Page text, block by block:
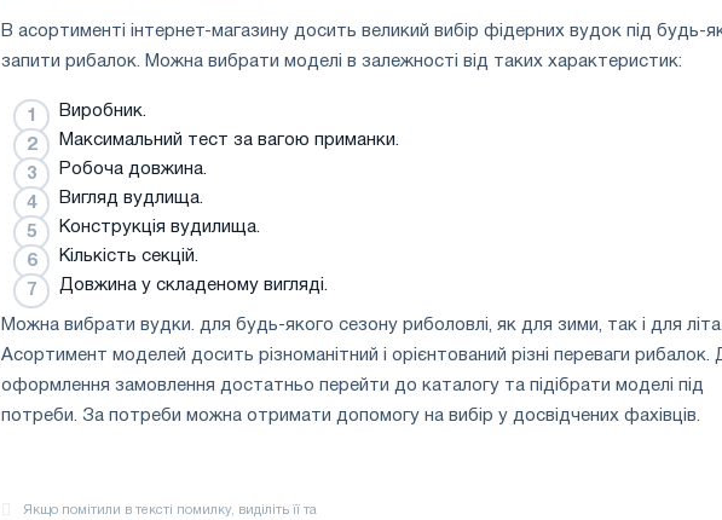
В асортименті інтернет-магазину досить великий вибір фідерних вудок під будь-
запити рибалок. Можна вибрати моделі в залежності від таких характеристик:
Виробник.
Максимальний тест за вагою приманки.
Робоча довжина.
Вигляд вудлища.
Конструкція вудилища.
Кількість секцій.
Довжина у складеному вигляді.
Можна вибрати вудки. для будь-якого сезону риболовлі, як для зими, так і для літа.
Асортимент моделей досить різноманітний і орієнтований різні переваги рибалок.
оформлення замовлення достатньо перейти до каталогу та підібрати моделі під
потреби. За потреби можна отримати допомогу на вибір у досвідчених фахівців.